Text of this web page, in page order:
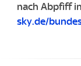
nach Abpfiff
sky.de/